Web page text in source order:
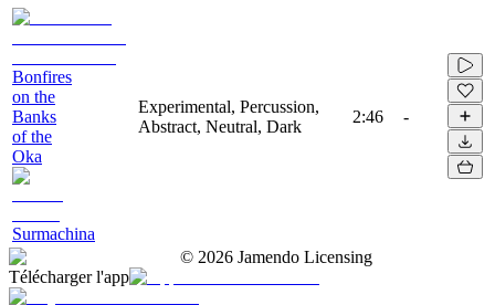
Bonfires
on the
Banks
of the
Oka
Surmachina
Experimental, Percussion,
Abstract, Neutral, Dark
2:46 -
© 2026 Jamendo Licensing
Télécharger l'app